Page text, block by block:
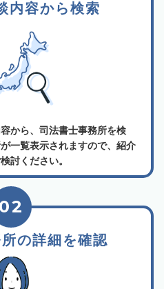
内容から検索
から、司法書士事務所を検
一覧表示されますので、紹介
討ください。
の詳細を確認
02